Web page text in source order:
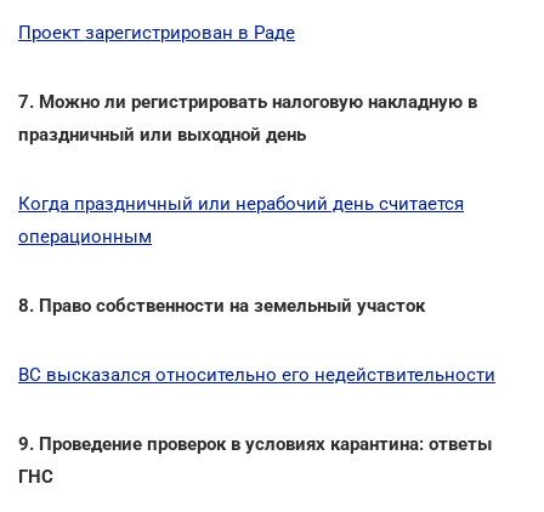
Проект зарегистрирован в Раде
7. Можно ли регистрировать налоговую накладную в
праздничный или выходной день
Когда праздничный или нерабочий день считается
операционным
8. Право собственности на земельный участок
ВС высказался относительно его недействительности
9. Проведение проверок в условиях карантина: ответы
ГНС